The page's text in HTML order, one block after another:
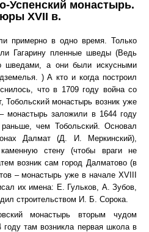
Успенский монастырь.
XVII в.
примерно в одно время. Только
Гагарину пленные шведы (Ведь
шведами, а они были искусными
) А кто и когда построил
что в 1709 году война со
Тобольский монастырь возник уже
монастырь заложили в 1644 году
чем Тобольский. Основал
Далмат (Д. И. Меркинский),
стену (чтобы враги не
возник сам город Далматово (в
– монастырь уже в начале XVIII
их имена: Е. Гульков, А. Зубов,
строительством И. Б. Сорока.
монастырь вторым чудом
там возникла первая школа в